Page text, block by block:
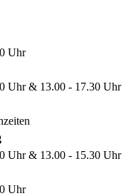
Uhr
Uhr & 13.00 - 17.30 Uhr
Uhr & 13.00 - 15.30 Uhr
Uhr